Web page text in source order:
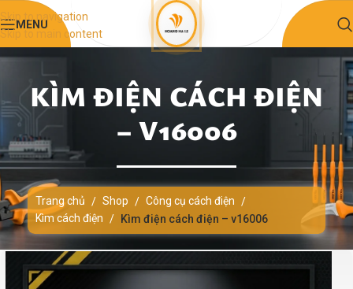
Skip to navigation
Skip to main content
MENU
KÌM ĐIỆN CÁCH ĐIỆN
– V16006
Trang chủ / Shop / Công cụ cách điện /
Kìm cách điện / Kìm điện cách điện – v16006